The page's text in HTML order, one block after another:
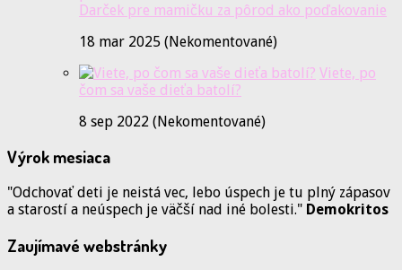
Darček pre mamičku za pôrod ako poďakovanie
18 mar 2025 (Nekomentované)
Viete, po
čom sa vaše dieťa batolí?
8 sep 2022 (Nekomentované)
Výrok mesiaca
"Odchovať deti je neistá vec, lebo úspech je tu plný zápasov
a starostí a neúspech je väčší nad iné bolesti." Demokritos
Zaujímavé webstránky